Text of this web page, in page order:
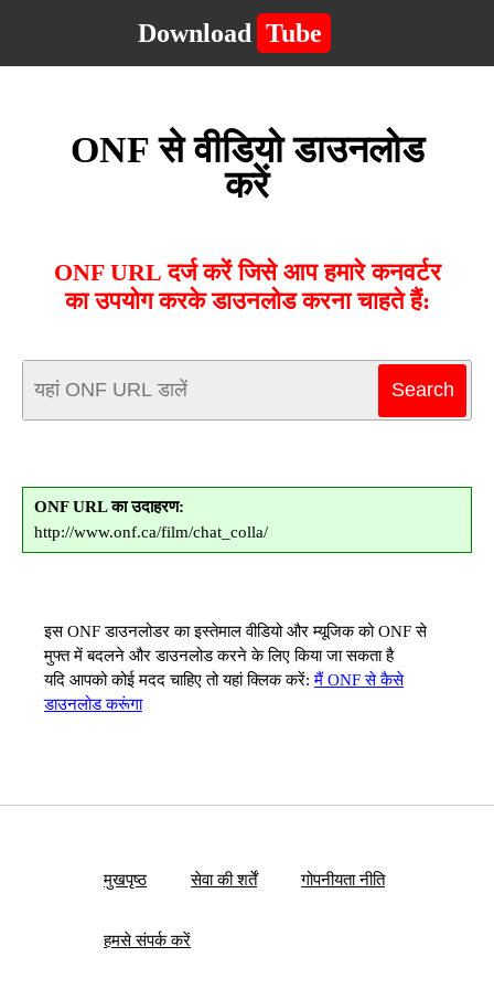
Download Tube
ONF से वीडियो डाउनलोड
करें
ONF URL दर्ज करें जिसे आप हमारे कनवर्टर
का उपयोग करके डाउनलोड करना चाहते हैं:
ONF URL का उदाहरण:
http://www.onf.ca/film/chat_colla/
इस ONF डाउनलोडर का इस्तेमाल वीडियो और म्यूजिक को ONF से
मुफ्त में बदलने और डाउनलोड करने के लिए किया जा सकता है
यदि आपको कोई मदद चाहिए तो यहां क्लिक करें:मैं ONF से कैसे
डाउनलोड करूंगा
मुखपृष्ठ सेवा की शर्तें गोपनीयता नीति
हमसे संपर्क करें